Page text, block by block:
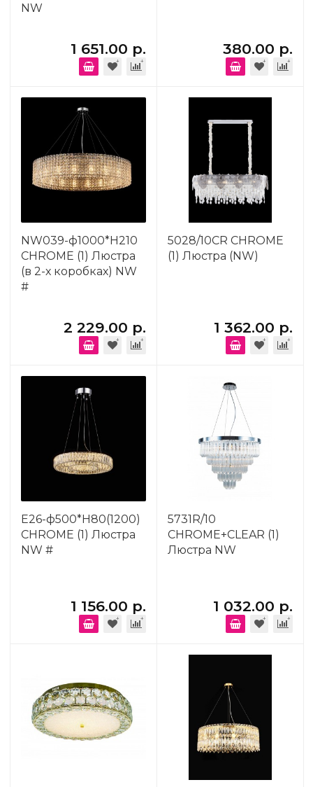
NW
1 651.00 р. 380.00 р.
NW039-ф1000*H210
CHROME (1) Люстра
(в 2-х коробках) NW
#
2 229.00 р.
5028/10CR CHROME
(1) Люстра (NW)
1 362.00 р.
E26-ф500*H80(1200)
CHROME (1) Люстра
NW #
1 156.00 р.
5731R/10
CHROME+CLEAR (1)
Люстра NW
1 032.00 р.